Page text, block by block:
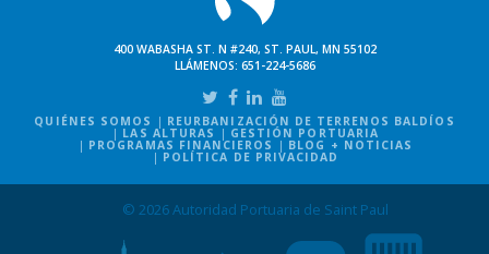
400 WABASHA ST. N #240, ST. PAUL, MN 55102
LLÁMENOS: 651-224-5686
QUIÉNES SOMOS REURBANIZACIÓN DE TERRENOS BALDÍOS
LAS ALTURAS GESTIÓN PORTUARIA
PROGRAMAS FINANCIEROS BLOG + NOTICIAS
POLÍTICA DE PRIVACIDAD
© 2026 Autoridad Portuaria de Saint Paul